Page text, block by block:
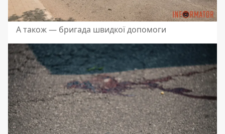
А також — бригада швидкої допомоги